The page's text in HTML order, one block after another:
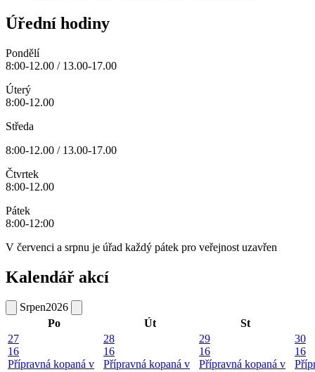
Úřední hodiny
Pondělí
8:00-12.00 / 13.00-17.00
Úterý
8:00-12.00
Středa
8:00-12.00 / 13.00-17.00
Čtvrtek
8:00-12.00
Pátek
8:00-12:00
V červenci a srpnu je úřad každý pátek pro veřejnost uzavřen
Kalendář akcí
Srpen2026
Po
Út
St
27
16
Přípravná kopaná v
28
16
Přípravná kopaná v
29
16
Přípravná kopaná v
30
16